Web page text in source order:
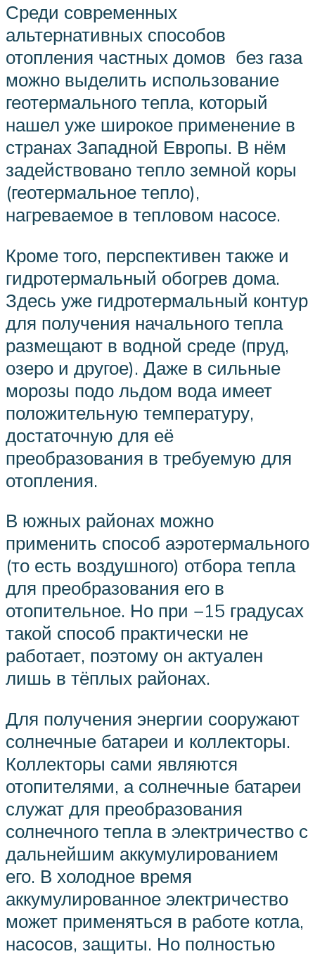
Среди современных
альтернативных способов
отопления частных домов без газа
можно выделить использование
геотермального тепла, который
нашел уже широкое применение в
странах Западной Европы. В нём
задействовано тепло земной коры
(геотермальное тепло),
нагреваемое в тепловом насосе.
Кроме того, перспективен также и
гидротермальный обогрев дома.
Здесь уже гидротермальный контур
для получения начального тепла
размещают в водной среде (пруд,
озеро и другое). Даже в сильные
морозы подо льдом вода имеет
положительную температуру,
достаточную для её
преобразования в требуемую для
отопления.
В южных районах можно
применить способ аэротермального
(то есть воздушного) отбора тепла
для преобразования его в
отопительное. Но при −15 градусах
такой способ практически не
работает, поэтому он актуален
лишь в тёплых районах.
Для получения энергии сооружают
солнечные батареи и коллекторы.
Коллекторы сами являются
отопителями, а солнечные батареи
служат для преобразования
солнечного тепла в электричество с
дальнейшим аккумулированием
его. В холодное время
аккумулированное электричество
может применяться в работе котла,
насосов, защиты. Но полностью